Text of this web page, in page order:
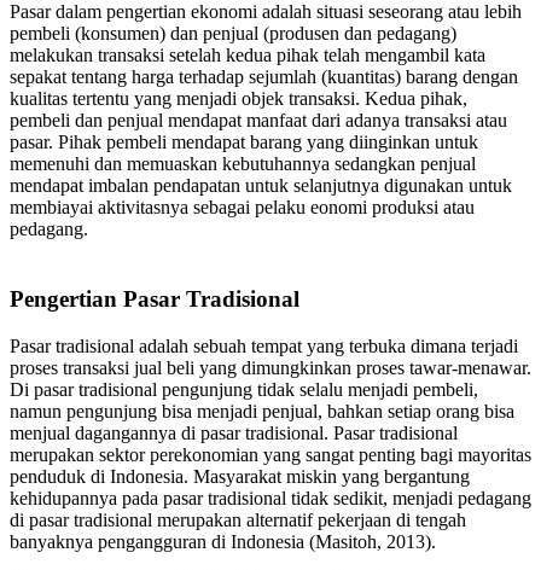
Pasar dalam pengertian ekonomi adalah situasi seseorang atau lebih
pembeli (konsumen) dan penjual (produsen dan pedagang)
melakukan transaksi setelah kedua pihak telah mengambil kata
sepakat tentang harga terhadap sejumlah (kuantitas) barang dengan
kualitas tertentu yang menjadi objek transaksi. Kedua pihak,
pembeli dan penjual mendapat manfaat dari adanya transaksi atau
pasar. Pihak pembeli mendapat barang yang diinginkan untuk
memenuhi dan memuaskan kebutuhannya sedangkan penjual
mendapat imbalan pendapatan untuk selanjutnya digunakan untuk
membiayai aktivitasnya sebagai pelaku eonomi produksi atau
pedagang.
Pengertian Pasar Tradisional
Pasar tradisional adalah sebuah tempat yang terbuka dimana terjadi
proses transaksi jual beli yang dimungkinkan proses tawar-menawar.
Di pasar tradisional pengunjung tidak selalu menjadi pembeli,
namun pengunjung bisa menjadi penjual, bahkan setiap orang bisa
menjual dagangannya di pasar tradisional. Pasar tradisional
merupakan sektor perekonomian yang sangat penting bagi mayoritas
penduduk di Indonesia. Masyarakat miskin yang bergantung
kehidupannya pada pasar tradisional tidak sedikit, menjadi pedagang
di pasar tradisional merupakan alternatif pekerjaan di tengah
banyaknya pengangguran di Indonesia (Masitoh, 2013).